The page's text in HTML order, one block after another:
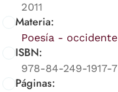
2011
Materia:
Poesía - occidente
ISBN:
978-84-249-1917-7
Páginas: